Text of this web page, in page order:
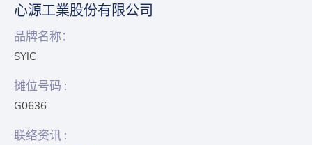
心源工業股份有限公司
品牌名称：
SYIC
摊位号码 :
G0636
联络资讯 :